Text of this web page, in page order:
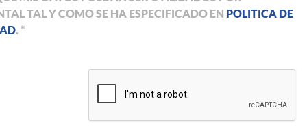
TAL Y COMO SE HA ESPECIFICADO EN POLITICA DE
. *